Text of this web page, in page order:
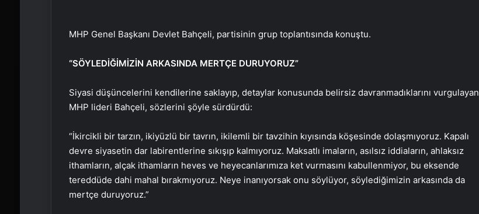
MHP Genel Başkanı Devlet Bahçeli, partisinin grup toplantısında konuştu.
“SÖYLEDİĞİMİZİN ARKASINDA MERTÇE DURUYORUZ”
Siyasi düşüncelerini kendilerine saklayıp, detaylar konusunda belirsiz davranmadıklarını vurgulayan
MHP lideri Bahçeli, sözlerini şöyle sürdürdü:
“İkircikli bir tarzın, ikiyüzlü bir tavrın, ikilemli bir tavzihin kıyısında köşesinde dolaşmıyoruz. Kapalı
devre siyasetin dar labirentlerine sıkışıp kalmıyoruz. Maksatlı imaların, asılsız iddiaların, ahlaksız
ithamların, alçak ithamların heves ve heyecanlarımıza ket vurmasını kabullenmiyor, bu eksende
tereddüde dahi mahal bırakmıyoruz. Neye inanıyorsak onu söylüyor, söylediğimizin arkasında da
mertçe duruyoruz.”